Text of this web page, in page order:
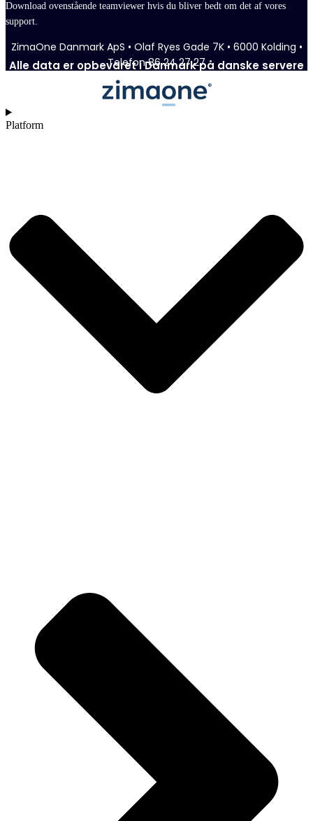
Download ovenstående teamviewer hvis du bliver bedt om det af vores
support.
ZimaOne Danmark ApS • Olaf Ryes Gade 7K • 6000 Kolding •
Telefon 86 24 27 27
Alle data er opbevaret i Danmark på danske servere
Platform